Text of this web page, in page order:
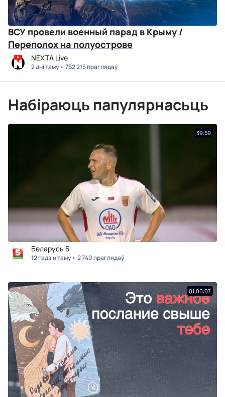
ВСУ провели военный парад в Крыму /
Переполох на полуострове
NEXTA Live
2 дні таму 762 215 праглядаў
Набіраюць папулярнасьць
39:59
Беларусь 5
12 гадзін таму 2 740 праглядаў
01:00:07